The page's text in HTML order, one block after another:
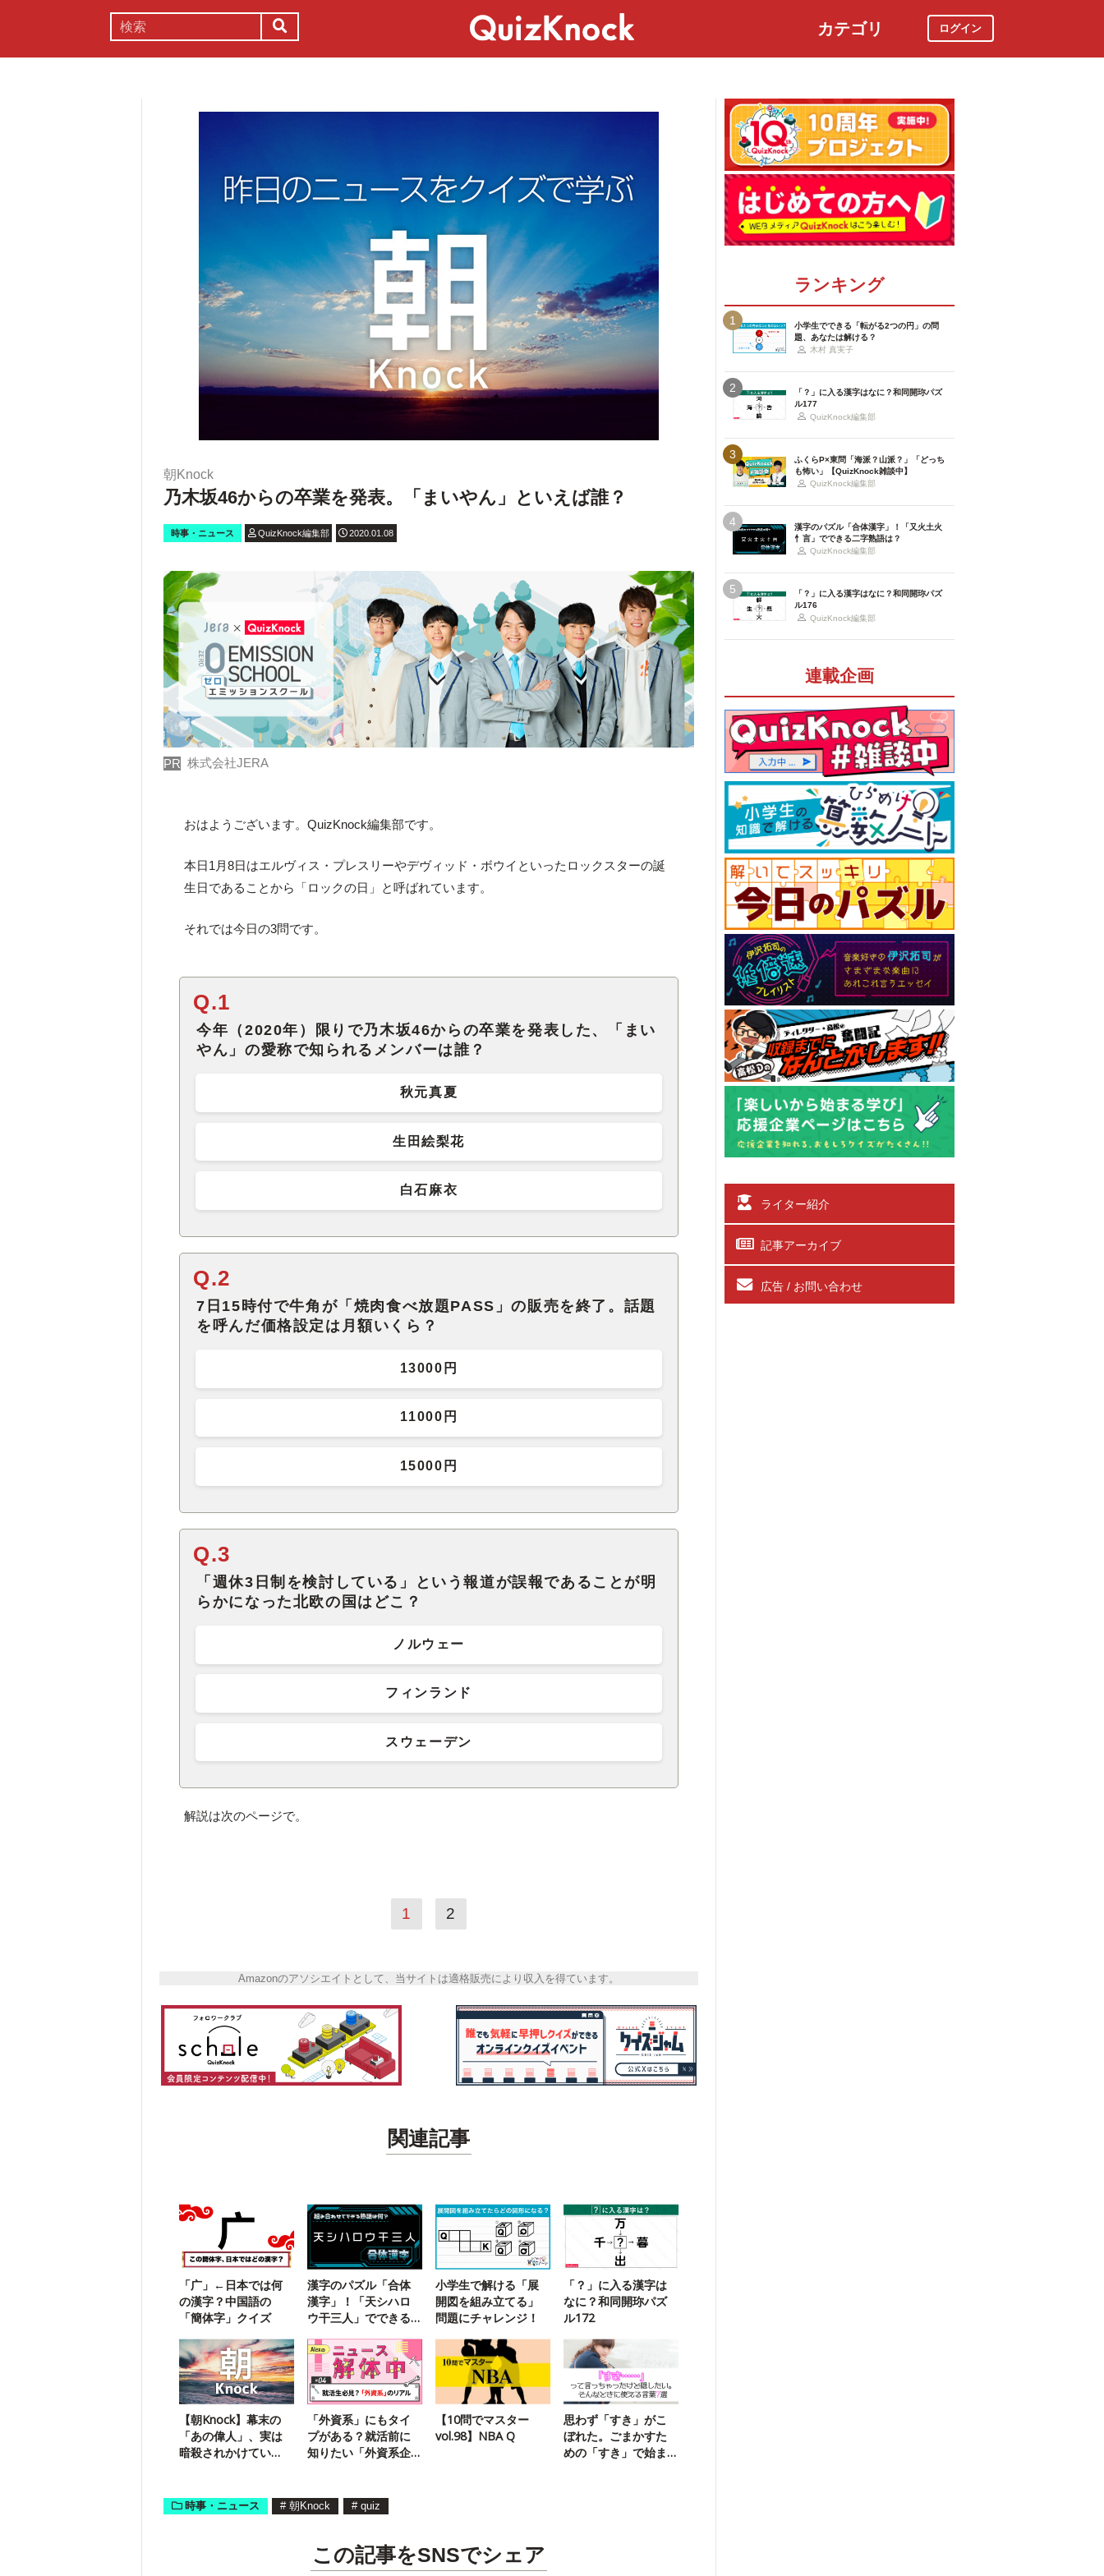
カテゴリ ログイン
朝Knock
乃木坂46からの卒業を発表。「まいやん」といえば誰？
時事・ニュース QuizKnock編集部 2020.01.08
PR 株式会社JERA
おはようございます。QuizKnock編集部です。
本日1月8日はエルヴィス・プレスリーやデヴィッド・ボウイといったロックスターの誕
生日であることから「ロックの日」と呼ばれています。
それでは今日の3問です。
Q.1
今年（2020年）限りで乃木坂46からの卒業を発表した、「まい
やん」の愛称で知られるメンバーは誰？
秋元真夏
生田絵梨花
白石麻衣
Q.2
7日15時付で牛角が「焼肉食べ放題PASS」の販売を終了。話題
を呼んだ価格設定は月額いくら？
13000円
11000円
15000円
Q.3
「週休3日制を検討している」という報道が誤報であることが明
らかになった北欧の国はどこ？
ノルウェー
フィンランド
スウェーデン
解説は次のページで。
1 2
Amazonのアソシエイトとして、当サイトは適格販売により収入を得ています。
関連記事
「广」←日本では何
の漢字？中国語の
「簡体字」クイズ
漢字のパズル「合体
漢字」！「天シハロ
ウ干三人」でできる
小学生で解ける「展
開図を組み立てる」
問題にチャレンジ！
「？」に入る漢字は
なに？和同開珎パズ
ル172
【朝Knock】幕末の
「あの偉人」、実は
暗殺されかけてい
「外資系」にもタイ
プがある？就活前に
知りたい「外資系企
【10問でマスター
vol.98】NBA Q
思わず「すき」がこ
ぼれた。ごまかすた
めの「すき」で始ま
時事・ニュース # 朝Knock # quiz
この記事をSNSでシェア
ランキング
1
小学生でできる「転がる2つの円」の問
題、あなたは解ける？
木村 真実子
2
「？」に入る漢字はなに？和同開珎パズ
ル177
QuizKnock編集部
3
ふくらP×東問「海派？山派？」「どっち
も怖い」【QuizKnock雑談中】
QuizKnock編集部
4
漢字のパズル「合体漢字」！「又火土火
忄言」でできる二字熟語は？
QuizKnock編集部
5
「？」に入る漢字はなに？和同開珎パズ
ル176
QuizKnock編集部
連載企画
ライター紹介
記事アーカイブ
広告 / お問い合わせ